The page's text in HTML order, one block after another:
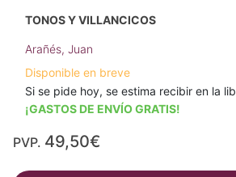
TONOS Y VILLANCICOS
Arañés, Juan
Disponible en breve
Si se pide hoy, se estima recibir en la
¡GASTOS DE ENVÍO GRATIS!
PVP. 49,50€